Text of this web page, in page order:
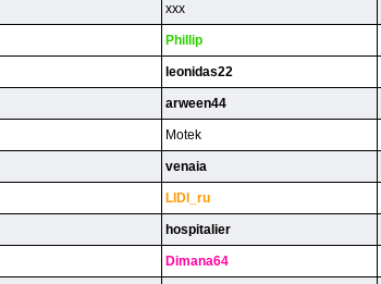
xxx
Phillip
leonidas22
arween44
Motek
venaia
LlDl_ru
hospitalier
Dimana64